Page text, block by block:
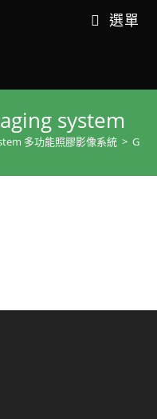
選單
system
多功能照膠影像系統 >